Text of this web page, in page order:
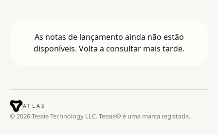
As notas de lançamento ainda não estão
disponíveis. Volta a consultar mais tarde.
ATLAS
© 2026 Tessie Technology LLC. Tessie® é uma marca registada.